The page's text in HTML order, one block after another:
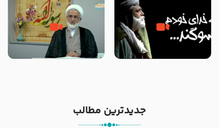
خطبه حضرت سلمان سه روز پس از
شهادت پیامبر اکرم صلی الله علیه
مادر داعش – حجت الاسلام جباری
جدیدترین مطالب